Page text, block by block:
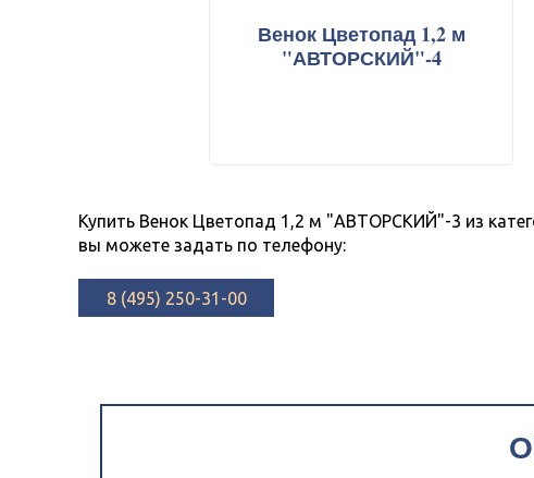
Венок Цветопад 1,2 м
"АВТОРСКИЙ"-4
Купить Венок Цветопад 1,2 м "АВТОРСКИЙ"-3 из
вы можете задать по телефону:
8 (495) 250-31-00